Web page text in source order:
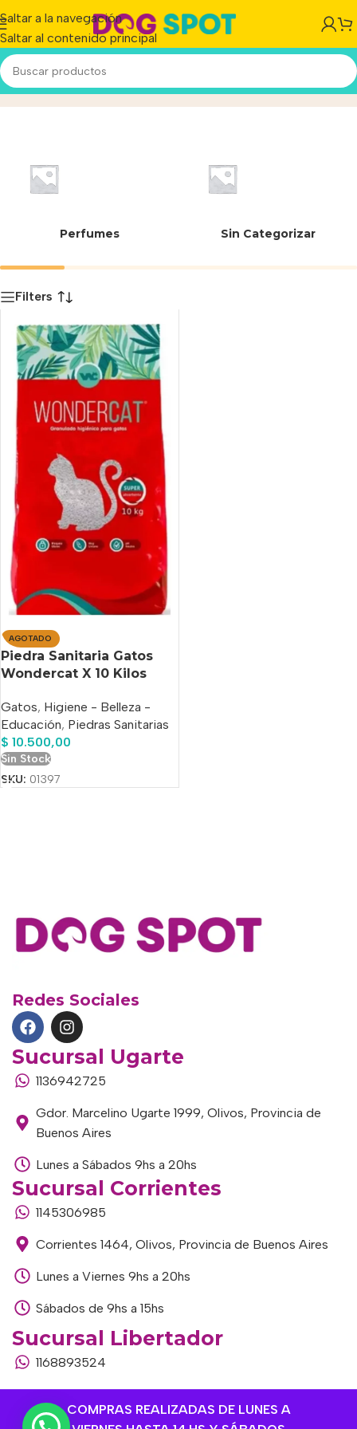
COMPRAS REALIZADAS DE LUNES A
Saltar a la navegación
Saltar al contenido principal
MineralInicio/Producto
Perfumes Sin Categorizar
Filters
AGOTADO
Piedra Sanitaria Gatos
Wondercat X 10 Kilos
Gatos, Higiene - Belleza -
Educación, Piedras Sanitarias
$ 10.500,00
Sin Stock
SKU: 01397
Redes Sociales
Sucursal Ugarte
1136942725
Gdor. Marcelino Ugarte 1999, Olivos, Provincia de
Buenos Aires
Lunes a Sábados 9hs a 20hs
Sucursal Corrientes
1145306985
Corrientes 1464, Olivos, Provincia de Buenos Aires
Lunes a Viernes 9hs a 20hs
Sábados de 9hs a 15hs
Sucursal Libertador
1168893524
Av. del Libertador 1915, Vte. López, Provincia de
Buenos Aires